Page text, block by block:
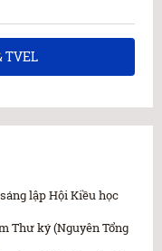
TVEL
lập Hội Kiều học
Thư ký (Nguyên Tổng